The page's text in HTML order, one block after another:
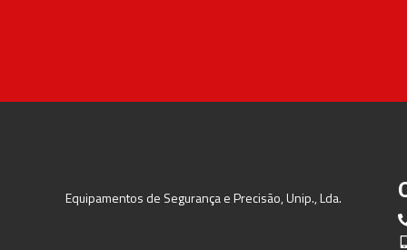
Equipamentos de Segurança e Precisão, Unip., Lda.